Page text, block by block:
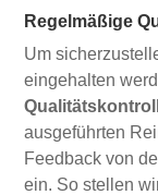
Regelmäßige
Um
eingehalten
ausgeführten
Feedback von
ein. So stellen